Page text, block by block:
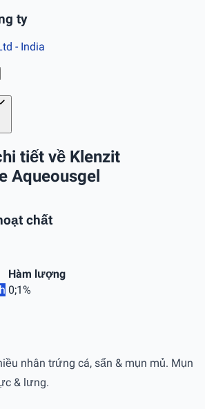
ty
- India
tiết về Klenzit
Aqueousgel
chất
Hàm lượng
0;1%
nhân trứng cá, sẩn & mụn mủ. Mụn
& lưng.